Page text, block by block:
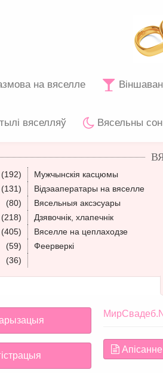
на вяселле
вяселляў Вясельны
(192) Мужчынскія касцюмы
(131) Відэааператары на вяселле
(80) Вясельныя аксэсуары
(218) Дзявочнік, хлапечнік
(405) Вяселле на цеплаходзе
(59) Феерверкі
(36)
Апісанне